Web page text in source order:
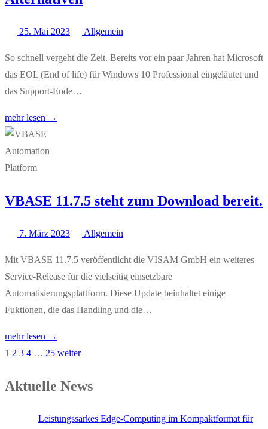
25. Mai 2023 Allgemein
So schnell vergeht die Zeit. Bereits vor ein paar Jahren hat Microsoft
das EOL (End of life) für Windows 10 Professional eingeläutet und
das Support-Ende…
mehr lesen →
VBASE 11.7.5 steht zum Download bereit.
7. März 2023 Allgemein
Mit VBASE 11.7.5 veröffentlicht die VISAM GmbH ein weiteres
Service-Release für die vielseitig einsetzbare
Automatisierungsplattform. Diese Update beinhaltet einige
Fuktionen, die das Handling und die…
mehr lesen →
1 2 3 4 … 25 weiter
Aktuelle News
Leistungssarkes Edge-Computing im Kompaktformat für